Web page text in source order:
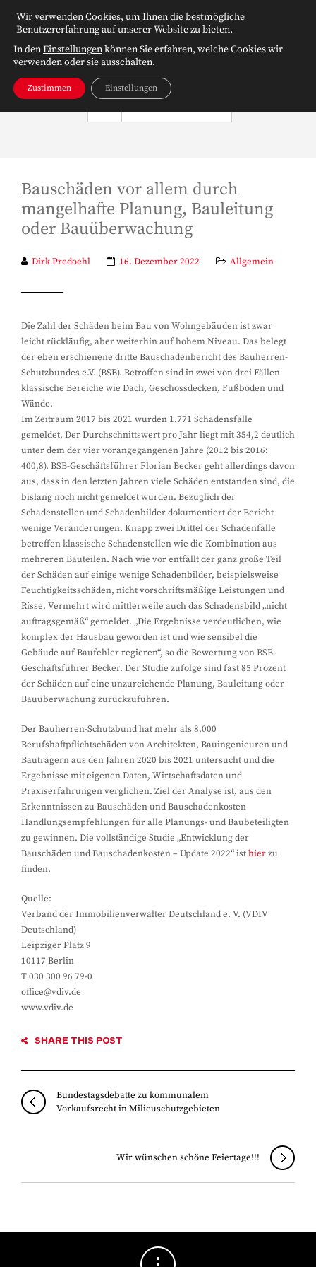
Bauschäden vor allem durch
mangelhafte Planung, Bauleitung
oder Bauüberwachung
Dirk Predoehl 16. Dezember 2022 Allgemein
Die Zahl der Schäden beim Bau von Wohngebäuden ist zwar
leicht rückläufig, aber weiterhin auf hohem Niveau. Das belegt
der eben erschienene dritte Bauschadenbericht des Bauherren-
Schutzbundes e.V. (BSB). Betroffen sind in zwei von drei Fällen
klassische Bereiche wie Dach, Geschossdecken, Fußböden und
Wände.
Im Zeitraum 2017 bis 2021 wurden 1.771 Schadensfälle
gemeldet. Der Durchschnittswert pro Jahr liegt mit 354,2 deutlich
unter dem der vier vorangegangenen Jahre (2012 bis 2016:
400,8). BSB-Geschäftsführer Florian Becker geht allerdings davon
aus, dass in den letzten Jahren viele Schäden entstanden sind, die
bislang noch nicht gemeldet wurden. Bezüglich der
Schadenstellen und Schadenbilder dokumentiert der Bericht
wenige Veränderungen. Knapp zwei Drittel der Schadenfälle
betreffen klassische Schadenstellen wie die Kombination aus
mehreren Bauteilen. Nach wie vor entfällt der ganz große Teil
der Schäden auf einige wenige Schadenbilder, beispielsweise
Feuchtigkeitsschäden, nicht vorschriftsmäßige Leistungen und
Risse. Vermehrt wird mittlerweile auch das Schadensbild „nicht
auftragsgemäß“ gemeldet. „Die Ergebnisse verdeutlichen, wie
komplex der Hausbau geworden ist und wie sensibel die
Gebäude auf Baufehler regieren“, so die Bewertung von BSB-
Geschäftsführer Becker. Der Studie zufolge sind fast 85 Prozent
der Schäden auf eine unzureichende Planung, Bauleitung oder
Bauüberwachung zurückzuführen.
Der Bauherren-Schutzbund hat mehr als 8.000
Berufshaftpflichtschäden von Architekten, Bauingenieuren und
Bauträgern aus den Jahren 2020 bis 2021 untersucht und die
Ergebnisse mit eigenen Daten, Wirtschaftsdaten und
Praxiserfahrungen verglichen. Ziel der Analyse ist, aus den
Erkenntnissen zu Bauschäden und Bauschadenkosten
Handlungsempfehlungen für alle Planungs- und Baubeteiligten
zu gewinnen. Die vollständige Studie „Entwicklung der
Bauschäden und Bauschadenkosten – Update 2022“ isthierzu
finden.
Quelle:
Verband der Immobilienverwalter Deutschland e. V. (VDIV
Deutschland)
Leipziger Platz 9
10117 Berlin
T 030 300 96 79-0
office@vdiv.de
www.vdiv.de
SHARE THIS POST
Bundestagsdebatte zu kommunalem
Vorkaufsrecht in Milieuschutzgebieten
Wir wünschen schöne Feiertage!!!
Wir verwenden Cookies, um Ihnen die bestmögliche
Benutzererfahrung auf unserer Website zu bieten.
In denEinstellungenkönnen Sie erfahren, welche Cookies wir
verwenden oder sie ausschalten.
Zustimmen Einstellungen